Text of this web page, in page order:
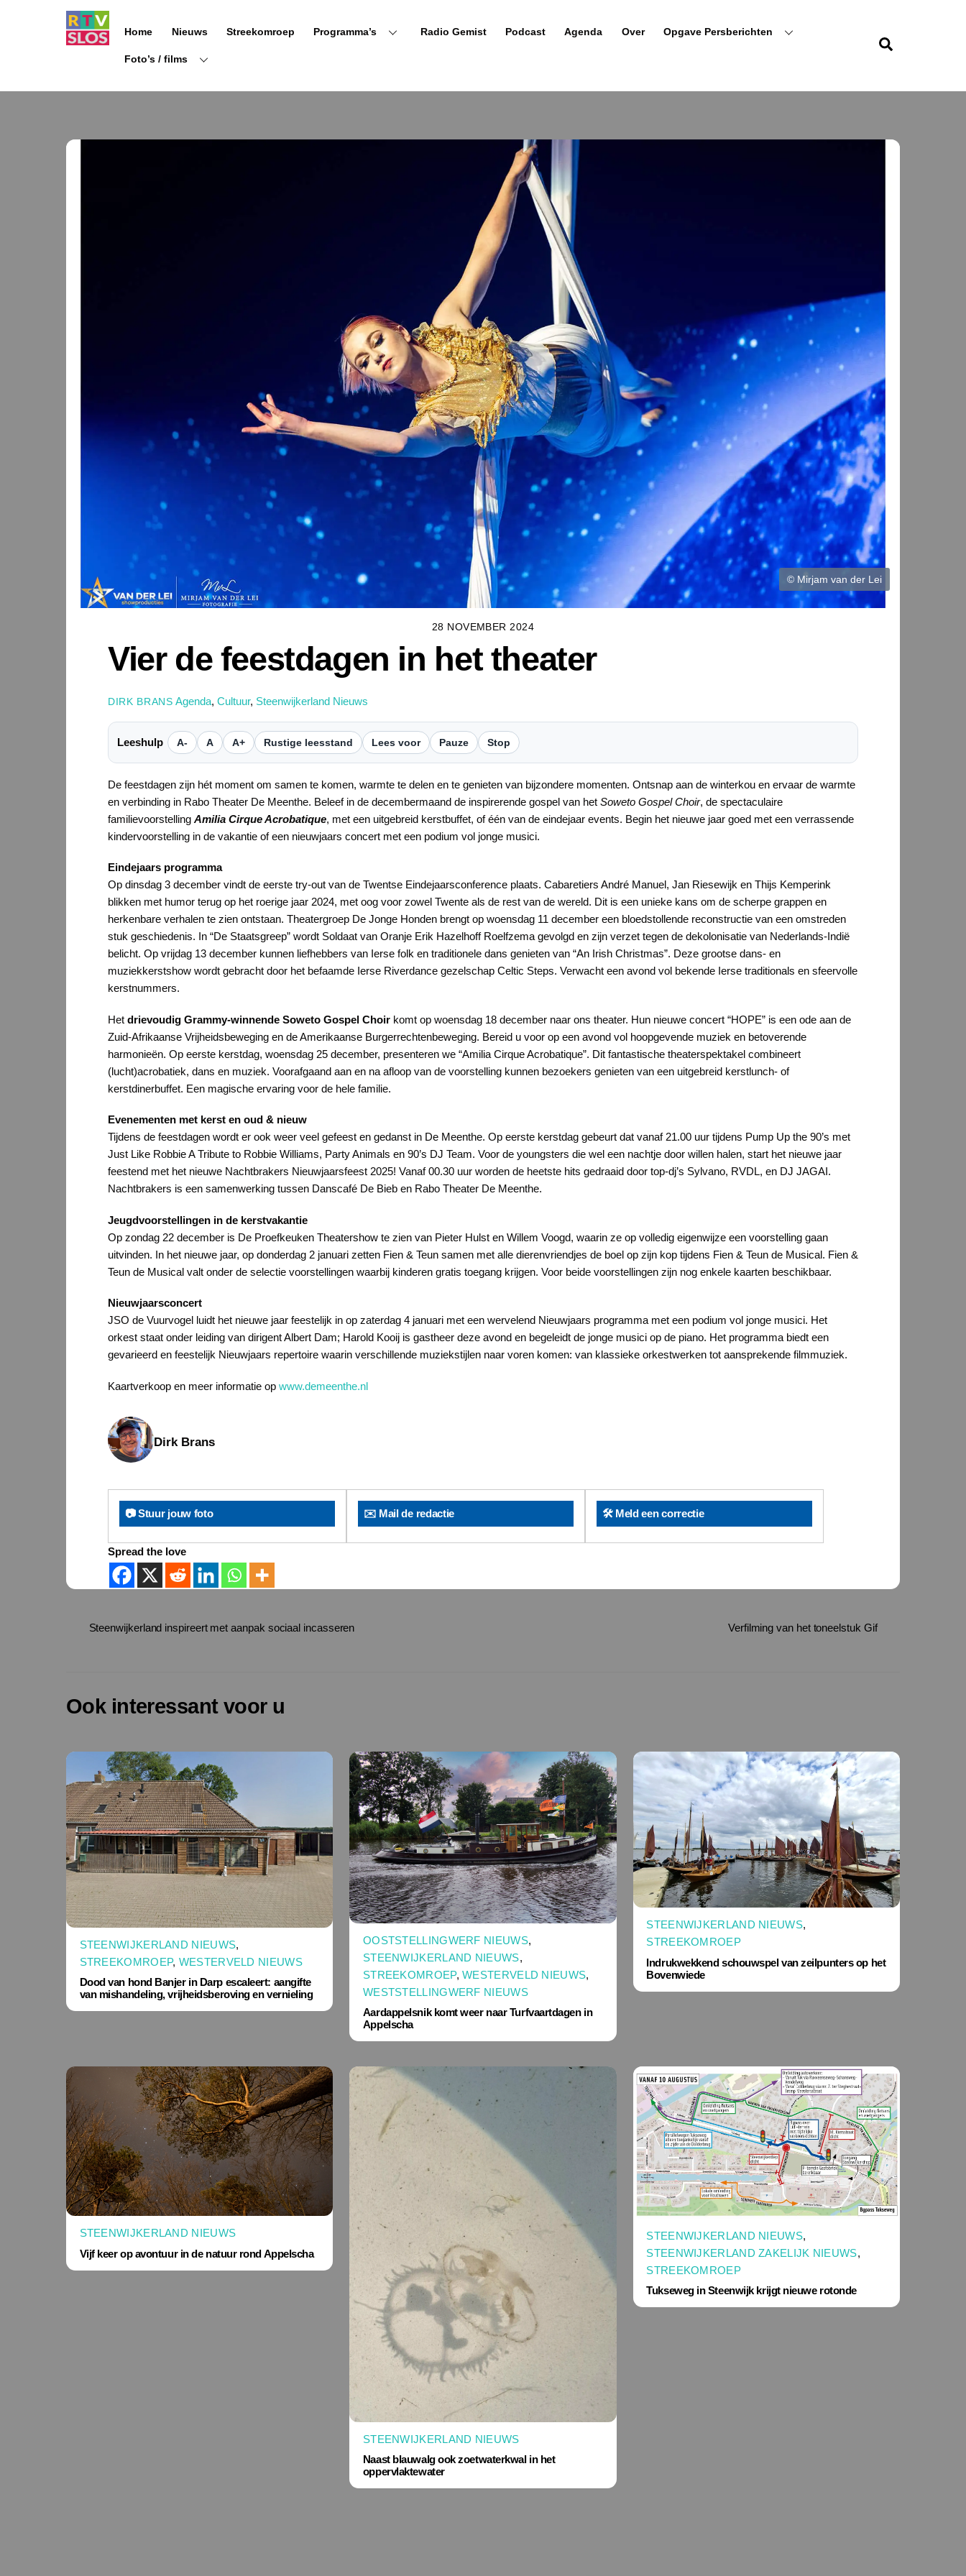
Home Nieuws Streekomroep Programma’s Radio Gemist Podcast Agenda Over Opgave Persberichten
Foto’s / films
© Mirjam van der Lei
28 NOVEMBER 2024
Vier de feestdagen in het theater
DIRK BRANS Agenda, Cultuur, Steenwijkerland Nieuws
Leeshulp A- A A+ Rustige leesstand Lees voor Pauze Stop
De feestdagen zijn hét moment om samen te komen, warmte te delen en te genieten van bijzondere momenten. Ontsnap aan de winterkou en ervaar de warmte
en verbinding in Rabo Theater De Meenthe. Beleef in de decembermaand de inspirerende gospel van het Soweto Gospel Choir, de spectaculaire
familievoorstelling Amilia Cirque Acrobatique, met een uitgebreid kerstbuffet, of één van de eindejaar events. Begin het nieuwe jaar goed met een verrassende
kindervoorstelling in de vakantie of een nieuwjaars concert met een podium vol jonge musici.
Eindejaars programma
Op dinsdag 3 december vindt de eerste try-out van de Twentse Eindejaarsconference plaats. Cabaretiers André Manuel, Jan Riesewijk en Thijs Kemperink
blikken met humor terug op het roerige jaar 2024, met oog voor zowel Twente als de rest van de wereld. Dit is een unieke kans om de scherpe grappen en
herkenbare verhalen te zien ontstaan. Theatergroep De Jonge Honden brengt op woensdag 11 december een bloedstollende reconstructie van een omstreden
stuk geschiedenis. In “De Staatsgreep” wordt Soldaat van Oranje Erik Hazelhoff Roelfzema gevolgd en zijn verzet tegen de dekolonisatie van Nederlands-Indië
belicht. Op vrijdag 13 december kunnen liefhebbers van Ierse folk en traditionele dans genieten van “An Irish Christmas”. Deze grootse dans- en
muziekkerstshow wordt gebracht door het befaamde Ierse Riverdance gezelschap Celtic Steps. Verwacht een avond vol bekende Ierse traditionals en sfeervolle
kerstnummers.
Het drievoudig Grammy-winnende Soweto Gospel Choir komt op woensdag 18 december naar ons theater. Hun nieuwe concert “HOPE” is een ode aan de
Zuid-Afrikaanse Vrijheidsbeweging en de Amerikaanse Burgerrechtenbeweging. Bereid u voor op een avond vol hoopgevende muziek en betoverende
harmonieën. Op eerste kerstdag, woensdag 25 december, presenteren we “Amilia Cirque Acrobatique”. Dit fantastische theaterspektakel combineert
(lucht)acrobatiek, dans en muziek. Voorafgaand aan en na afloop van de voorstelling kunnen bezoekers genieten van een uitgebreid kerstlunch- of
kerstdinerbuffet. Een magische ervaring voor de hele familie.
Evenementen met kerst en oud & nieuw
Tijdens de feestdagen wordt er ook weer veel gefeest en gedanst in De Meenthe. Op eerste kerstdag gebeurt dat vanaf 21.00 uur tijdens Pump Up the 90’s met
Just Like Robbie A Tribute to Robbie Williams, Party Animals en 90’s DJ Team. Voor de youngsters die wel een nachtje door willen halen, start het nieuwe jaar
feestend met het nieuwe Nachtbrakers Nieuwjaarsfeest 2025! Vanaf 00.30 uur worden de heetste hits gedraaid door top-dj’s Sylvano, RVDL, en DJ JAGAI.
Nachtbrakers is een samenwerking tussen Danscafé De Bieb en Rabo Theater De Meenthe.
Jeugdvoorstellingen in de kerstvakantie
Op zondag 22 december is De Proefkeuken Theatershow te zien van Pieter Hulst en Willem Voogd, waarin ze op volledig eigenwijze een voorstelling gaan
uitvinden. In het nieuwe jaar, op donderdag 2 januari zetten Fien & Teun samen met alle dierenvriendjes de boel op zijn kop tijdens Fien & Teun de Musical. Fien &
Teun de Musical valt onder de selectie voorstellingen waarbij kinderen gratis toegang krijgen. Voor beide voorstellingen zijn nog enkele kaarten beschikbaar.
Nieuwjaarsconcert
JSO de Vuurvogel luidt het nieuwe jaar feestelijk in op zaterdag 4 januari met een wervelend Nieuwjaars programma met een podium vol jonge musici. Het
orkest staat onder leiding van dirigent Albert Dam; Harold Kooij is gastheer deze avond en begeleidt de jonge musici op de piano. Het programma biedt een
gevarieerd en feestelijk Nieuwjaars repertoire waarin verschillende muziekstijlen naar voren komen: van klassieke orkestwerken tot aansprekende filmmuziek.
Kaartverkoop en meer informatie op www.demeenthe.nl
Dirk Brans
📷 Stuur jouw foto ✉️ Mail de redactie 🛠️ Meld een correctie
Spread the love
Steenwijkerland inspireert met aanpak sociaal incasseren Verfilming van het toneelstuk Gif
Ook interessant voor u
STEENWIJKERLAND NIEUWS,
STREEKOMROEP, WESTERVELD NIEUWS
Dood van hond Banjer in Darp escaleert: aangifte
van mishandeling, vrijheidsberoving en vernieling
OOSTSTELLINGWERF NIEUWS,
STEENWIJKERLAND NIEUWS,
STREEKOMROEP,WESTERVELD NIEUWS,
WESTSTELLINGWERF NIEUWS
Aardappelsnik komt weer naar Turfvaartdagen in
Appelscha
STEENWIJKERLAND NIEUWS,
STREEKOMROEP
Indrukwekkend schouwspel van zeilpunters op het
Bovenwiede
STEENWIJKERLAND NIEUWS
Vijf keer op avontuur in de natuur rond Appelscha
STEENWIJKERLAND NIEUWS
Naast blauwalg ook zoetwaterkwal in het
oppervlaktewater
STEENWIJKERLAND NIEUWS,
STEENWIJKERLAND ZAKELIJK NIEUWS,
STREEKOMROEP
Tukseweg in Steenwijk krijgt nieuwe rotonde